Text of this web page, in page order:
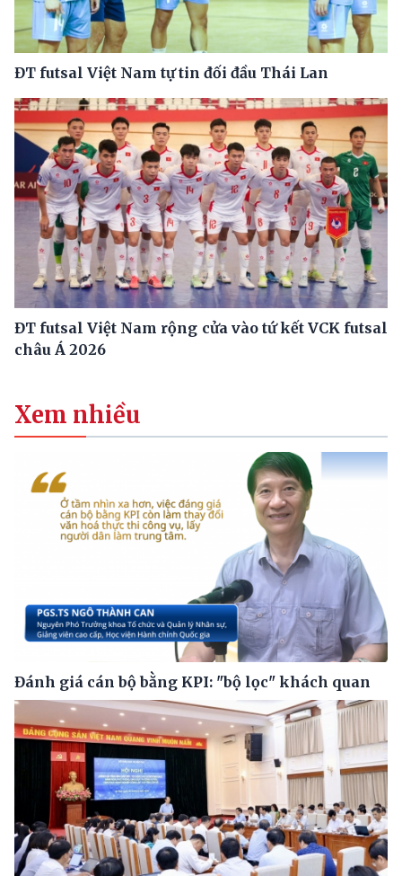
ĐT futsal Việt Nam tự tin đối đầu Thái Lan
ĐT futsal Việt Nam rộng cửa vào tứ kết VCK futsal
châu Á 2026
Xem nhiều
Đánh giá cán bộ bằng KPI: "bộ lọc" khách quan